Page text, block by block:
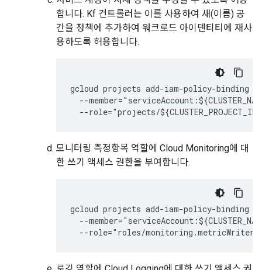
합니다. Kf 컨트롤러는 이를 사용하여 새(이름) 공
간을 정책에 추가하여 워크로드 아이덴티티에 재사
용하도록 허용합니다.
gcloud projects add-iam-policy-binding
--
--role="projects/
모니터링 측정항목 역할에 Cloud Monitoring에 대
한 쓰기 액세스 권한을 부여합니다.
gcloud projects add-iam-policy-binding
--
  --role="roles/monitoring.metricWriter"